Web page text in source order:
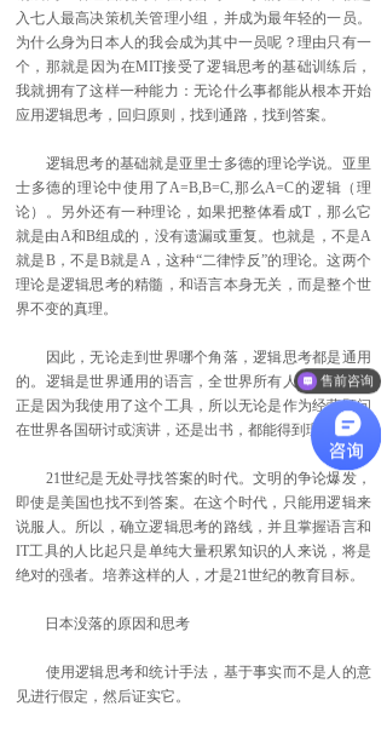
入七人最高决策机关管理小组，并成为最年轻的一员。
为什么身为日本人的我会成为其中一员呢？理由只有一
个，那就是因为在MIT接受了逻辑思考的基础训练后，
我就拥有了这样一种能力：无论什么事都能从根本开始
应用逻辑思考，回归原则，找到通路，找到答案。
逻辑思考的基础就是亚里士多德的理论学说。亚里
士多德的理论中使用了A=B,B=C,那么A=C的逻辑（理
论）。另外还有一种理论，如果把整体看成T，那么它
就是由A和B组成的，没有遗漏或重复。也就是，不是A
就是B，不是B就是A，这种“二律悖反”的理论。这两个
理论是逻辑思考的精髓，和语言本身无关，而是整个世
界不变的真理。
因此，无论走到世界哪个角落，逻辑思考都是通用
的。逻辑是世界通用的语言，全世界所有人都能理解。
正是因为我使用了这个工具，所以无论是作为经营顾问
在世界各国研讨或演讲，还是出书，都能得到理解。
21世纪是无处寻找答案的时代。文明的争论爆发，
即使是美国也找不到答案。在这个时代，只能用逻辑来
说服人。所以，确立逻辑思考的路线，并且掌握语言和
IT工具的人比起只是单纯大量积累知识的人来说，将是
绝对的强者。培养这样的人，才是21世纪的教育目标。
日本没落的原因和思考
使用逻辑思考和统计手法，基于事实而不是人的意
见进行假定，然后证实它。
售前咨询